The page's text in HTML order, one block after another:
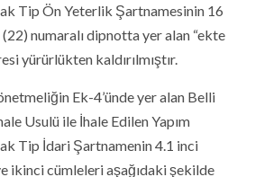
Tip Ön Yeterlik Şartnamesinin 16
(22) numaralı dipnotta yer alan “ekte
yürürlükten kaldırılmıştır.
Ek-4’ünde yer alan Belli
Usulü ile İhale Edilen Yapım
Tip İdari Şartnamenin 4.1 inci
ikinci cümleleri aşağıdaki şekilde